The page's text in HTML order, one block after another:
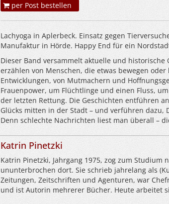
per Post bestellen
Lachyoga in Aplerbeck. Einsatz gegen
Manufaktur in Hörde. Happy End für ein
Dieser Band versammelt aktuelle und historische
erzählen von Menschen, die etwas bewegen
Entwicklungen, von Mutmachern und
Frauenpower, um Flüchtlinge und einen Fluss,
der letzten Rettung. Die Geschichten entführen
Glücks mitten in der Stadt – und verführen dazu,
Denn schlechte Nachrichten liest man überall –
Katrin Pinetzki
Katrin Pinetzki, Jahrgang 1975, zog zum
ununterbrochen dort. Sie schrieb jahrelang als
Zeitungen, Zeitschriften und Agenturen, war
und ist Autorin mehrerer Bücher. Heute arbeitet